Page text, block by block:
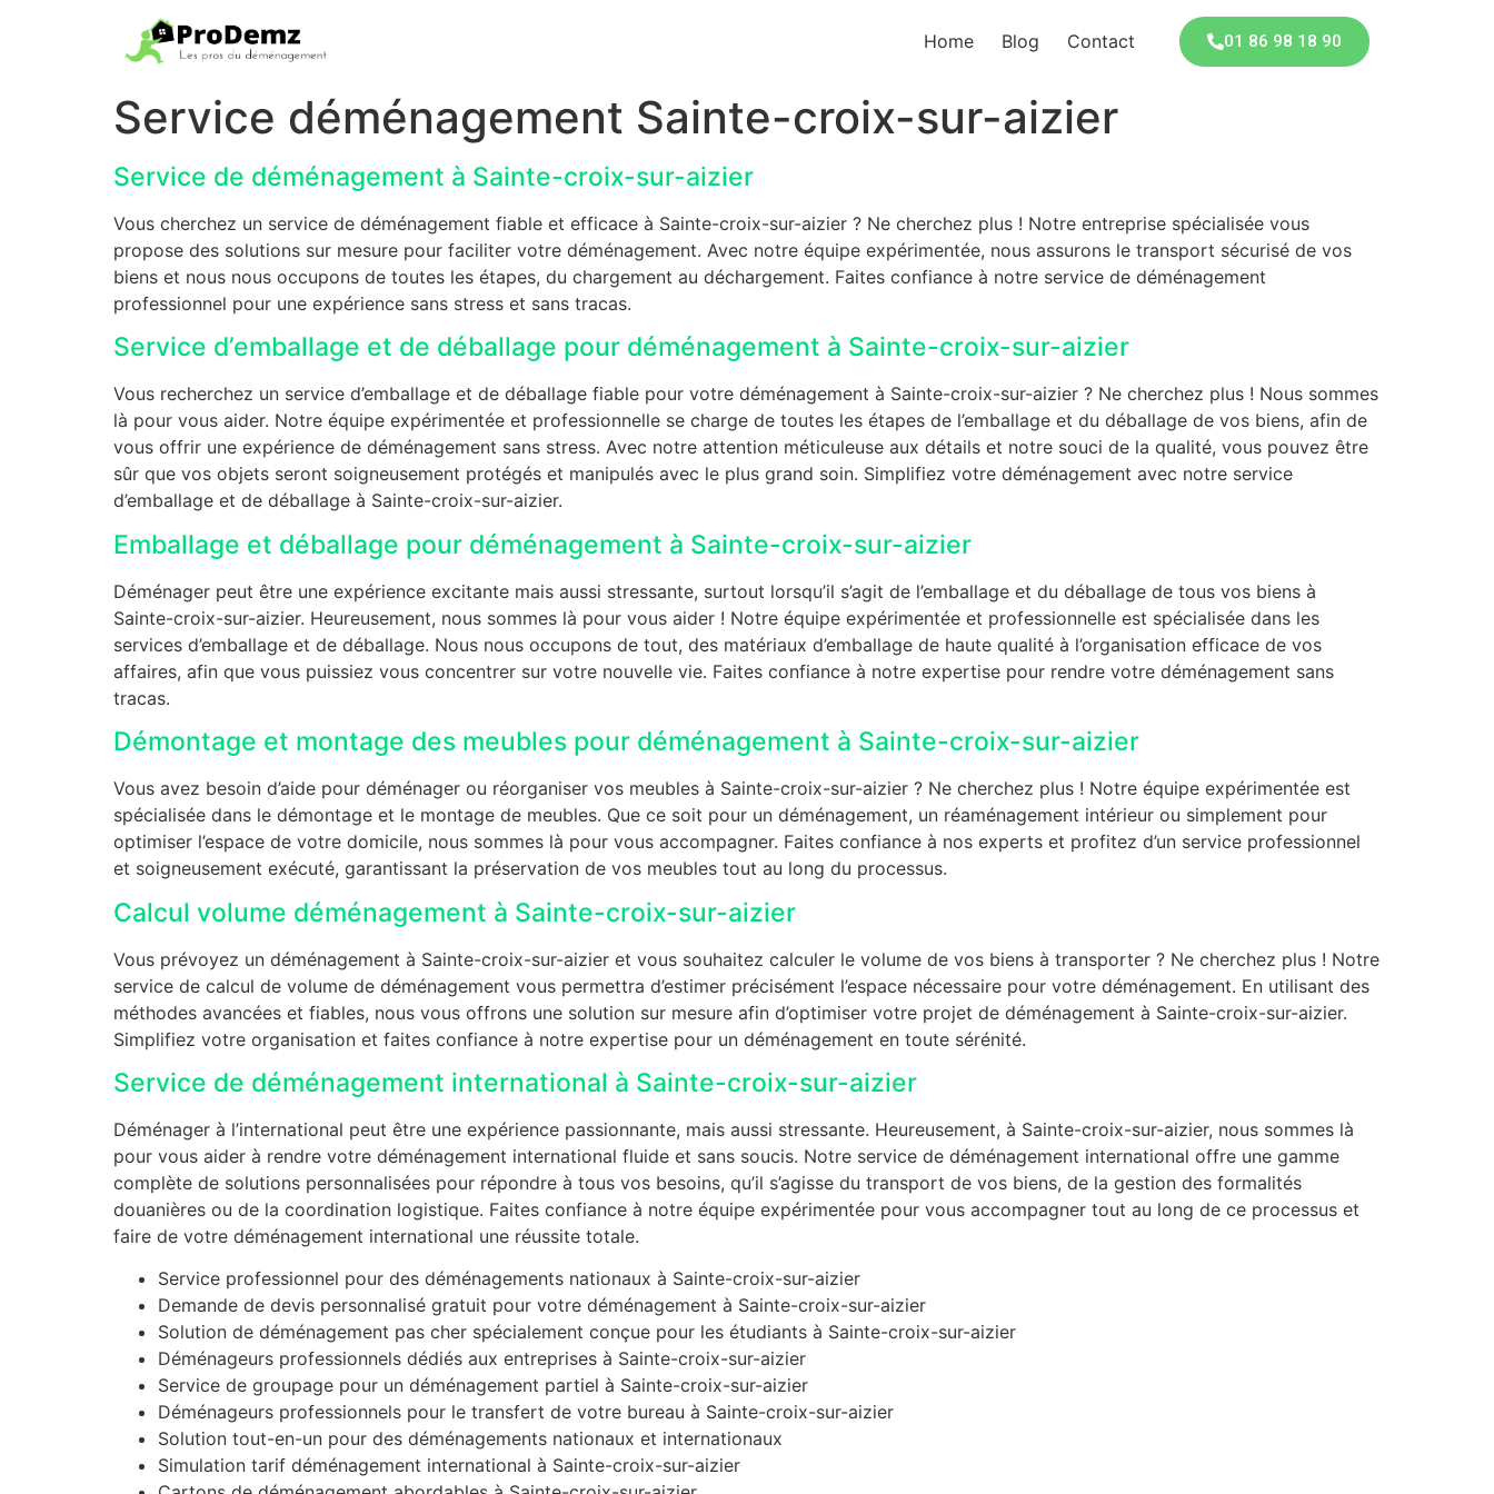
Home Blog Contact 01 86 98 18 90
Service déménagement Sainte-croix-sur-aizier
Service de déménagement à Sainte-croix-sur-aizier
Vous cherchez un service de déménagement fiable et efficace à Sainte-croix-sur-aizier ? Ne cherchez plus ! Notre entreprise spécialisée vous
propose des solutions sur mesure pour faciliter votre déménagement. Avec notre équipe expérimentée, nous assurons le transport sécurisé de vos
biens et nous nous occupons de toutes les étapes, du chargement au déchargement. Faites confiance à notre service de déménagement
professionnel pour une expérience sans stress et sans tracas.
Service d’emballage et de déballage pour déménagement à Sainte-croix-sur-aizier
Vous recherchez un service d’emballage et de déballage fiable pour votre déménagement à Sainte-croix-sur-aizier ? Ne cherchez plus ! Nous sommes
là pour vous aider. Notre équipe expérimentée et professionnelle se charge de toutes les étapes de l’emballage et du déballage de vos biens, afin de
vous offrir une expérience de déménagement sans stress. Avec notre attention méticuleuse aux détails et notre souci de la qualité, vous pouvez être
sûr que vos objets seront soigneusement protégés et manipulés avec le plus grand soin. Simplifiez votre déménagement avec notre service
d’emballage et de déballage à Sainte-croix-sur-aizier.
Emballage et déballage pour déménagement à Sainte-croix-sur-aizier
Déménager peut être une expérience excitante mais aussi stressante, surtout lorsqu’il s’agit de l’emballage et du déballage de tous vos biens à
Sainte-croix-sur-aizier. Heureusement, nous sommes là pour vous aider ! Notre équipe expérimentée et professionnelle est spécialisée dans les
services d’emballage et de déballage. Nous nous occupons de tout, des matériaux d’emballage de haute qualité à l’organisation efficace de vos
affaires, afin que vous puissiez vous concentrer sur votre nouvelle vie. Faites confiance à notre expertise pour rendre votre déménagement sans
tracas.
Démontage et montage des meubles pour déménagement à Sainte-croix-sur-aizier
Vous avez besoin d’aide pour déménager ou réorganiser vos meubles à Sainte-croix-sur-aizier ? Ne cherchez plus ! Notre équipe expérimentée est
spécialisée dans le démontage et le montage de meubles. Que ce soit pour un déménagement, un réaménagement intérieur ou simplement pour
optimiser l’espace de votre domicile, nous sommes là pour vous accompagner. Faites confiance à nos experts et profitez d’un service professionnel
et soigneusement exécuté, garantissant la préservation de vos meubles tout au long du processus.
Calcul volume déménagement à Sainte-croix-sur-aizier
Vous prévoyez un déménagement à Sainte-croix-sur-aizier et vous souhaitez calculer le volume de vos biens à transporter ? Ne cherchez plus ! Notre
service de calcul de volume de déménagement vous permettra d’estimer précisément l’espace nécessaire pour votre déménagement. En utilisant des
méthodes avancées et fiables, nous vous offrons une solution sur mesure afin d’optimiser votre projet de déménagement à Sainte-croix-sur-aizier.
Simplifiez votre organisation et faites confiance à notre expertise pour un déménagement en toute sérénité.
Service de déménagement international à Sainte-croix-sur-aizier
Déménager à l’international peut être une expérience passionnante, mais aussi stressante. Heureusement, à Sainte-croix-sur-aizier, nous sommes là
pour vous aider à rendre votre déménagement international fluide et sans soucis. Notre service de déménagement international offre une gamme
complète de solutions personnalisées pour répondre à tous vos besoins, qu’il s’agisse du transport de vos biens, de la gestion des formalités
douanières ou de la coordination logistique. Faites confiance à notre équipe expérimentée pour vous accompagner tout au long de ce processus et
faire de votre déménagement international une réussite totale.
Service professionnel pour des déménagements nationaux à Sainte-croix-sur-aizier
Demande de devis personnalisé gratuit pour votre déménagement à Sainte-croix-sur-aizier
Solution de déménagement pas cher spécialement conçue pour les étudiants à Sainte-croix-sur-aizier
Déménageurs professionnels dédiés aux entreprises à Sainte-croix-sur-aizier
Service de groupage pour un déménagement partiel à Sainte-croix-sur-aizier
Déménageurs professionnels pour le transfert de votre bureau à Sainte-croix-sur-aizier
Solution tout-en-un pour des déménagements nationaux et internationaux
Simulation tarif déménagement international à Sainte-croix-sur-aizier